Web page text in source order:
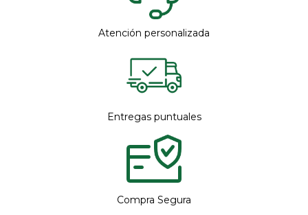
Atención personalizada
Entregas puntuales
Compra Segura